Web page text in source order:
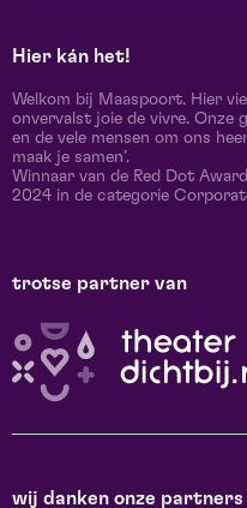
Hier kán het!
Welkom bij Maaspoort. Hier
onvervalst joie de vivre. Onze
en de vele mensen om ons
maak je samen’.
Winnaar van de Red Dot
2024 in de categorie
trotse partner van
wij danken onze partners